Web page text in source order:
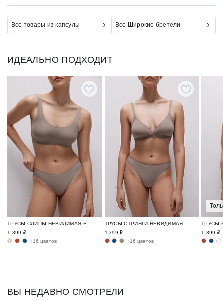
Все товары из капсулы Все Широкие бретели
ИДЕАЛЬНО ПОДХОДИТ
ТРУСЫ-СЛИПЫ НЕВИДИМАЯ БАЗА / INVISIBLE
1 399 ₽
+16 цветов
ТРУСЫ-СТРИНГИ НЕВИДИМАЯ БАЗА / INVISIBLE
1 399 ₽
+16 цветов
1 399 ₽
ВЫ НЕДАВНО СМОТРЕЛИ